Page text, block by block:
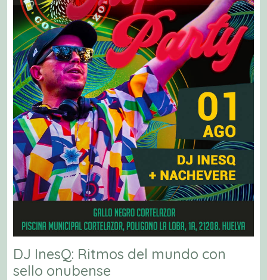
DJ InesQ: Ritmos del mundo con
sello onubense